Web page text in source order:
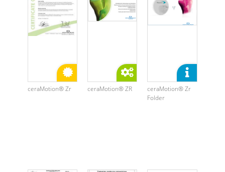
ceraMotion® Zr ceraMotion® ZR
ceraMotion® Zr
Folder